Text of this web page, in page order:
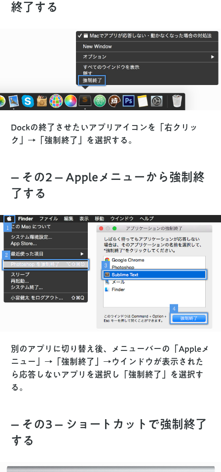
終了する
Dockの終了させたいアプリアイコンを「右クリッ
ク」→「強制終了」を選択する。
– その2 – Appleメニューから強制終
了する
別のアプリに切り替え後、メニューバーの「Appleメ
ニュー」→「強制終了」→ウインドウが表示された
ら応答しないアプリを選択し「強制終了」を選択す
る。
– その3 – ショートカットで強制終了
する